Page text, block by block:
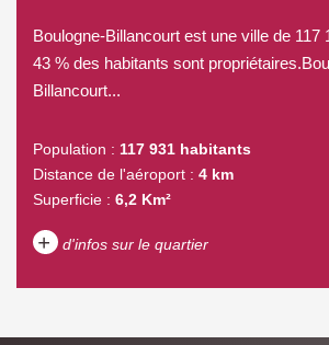
Boulogne-Billancourt est une ville de 117
43 % des habitants sont
Billancourt...
Population : 117 931 habitants
Distance de l'aéroport : 4 km
Superficie : 6,2 Km²
+ d'infos sur le quartier